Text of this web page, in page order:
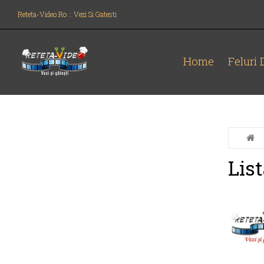
Reteta-Video.ro :: Vezi Si Gatesti
Home Feluri